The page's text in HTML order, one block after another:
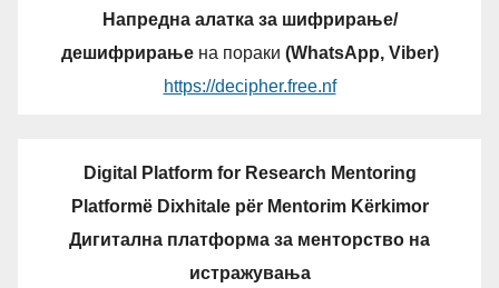
Напредна алатка за шифрирање/
дешифрирањена пораки (WhatsApp, Viber)
https://decipher.free.nf
Digital Platform for Research Mentoring
Platformë Dixhitale për Mentorim Kërkimor
Дигитална платформа за менторство на
истражувања